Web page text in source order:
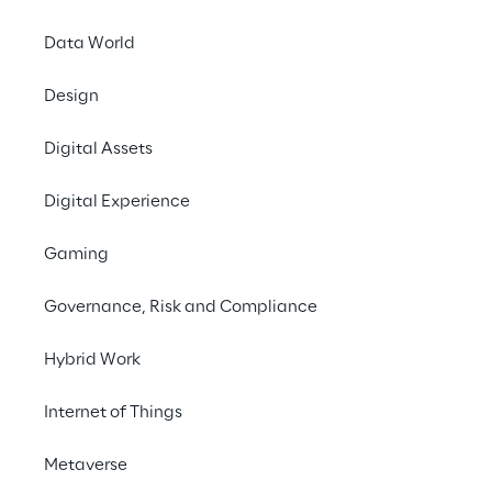
Data World
Design
Digital Assets
Digital Experience
Gaming
Governance, Risk and Compliance
Hybrid Work
Internet of Things
Metaverse
creare e
guidati che
creazione di
calcolate.
Alla fine del corso, i
esigenze